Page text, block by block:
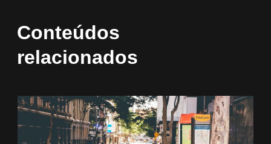
Conteúdos
relacionados